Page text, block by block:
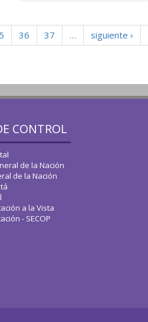
36 37 … siguiente ›
CONTROL
de la Nación
de la Nación
a la Vista
- SECOP